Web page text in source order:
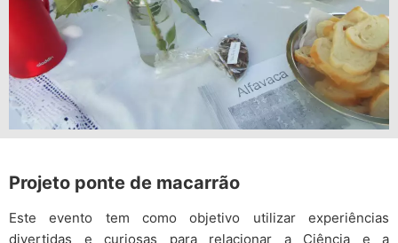
Projeto ponte de macarrão
Este evento tem como objetivo utilizar experiências
divertidas e curiosas para relacionar a Ciência e a